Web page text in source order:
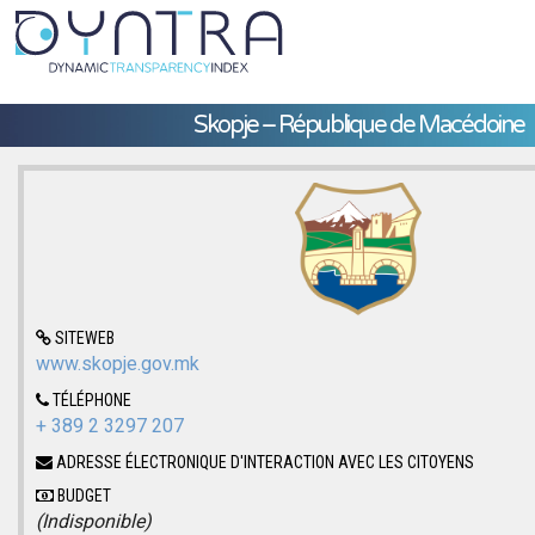
Skopje – République de Macédoine
SITEWEB
www.skopje.gov.mk
TÉLÉPHONE
+ 389 2 3297 207
ADRESSE ÉLECTRONIQUE D'INTERACTION AVEC LES CITOYENS
BUDGET
(Indisponible)